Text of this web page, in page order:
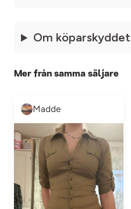
Om köparskyddet
Mer från samma säljare
Madde